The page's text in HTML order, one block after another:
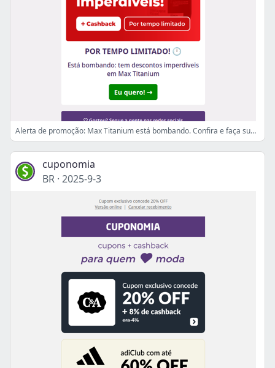
Alerta de promoção: Max Titanium está bombando. Confira e faça sua primeira compra!
cuponomia
BR · 2025-9-3